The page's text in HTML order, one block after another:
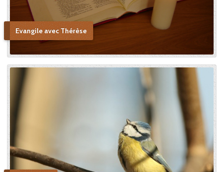
Evangile avec Thérèse